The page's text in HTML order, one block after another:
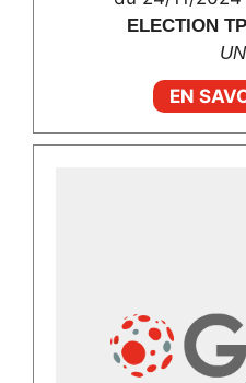
ELECTION
EN